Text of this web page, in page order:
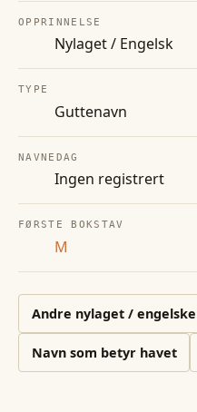
OPPRINNELSE
Nylaget / Engelsk
TYPE
Guttenavn
NAVNEDAG
Ingen registrert
FØRSTE BOKSTAV
M
Andre nylaget / engelske
Navn som betyr havet